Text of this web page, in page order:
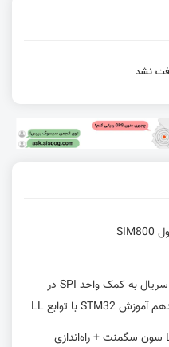
نشد
راه‌اندازی LCD Nokia سریال به کمک واحد SPI در
راه‌اندازی نمایشگر LED سون سگمنت + راه‌اندازی